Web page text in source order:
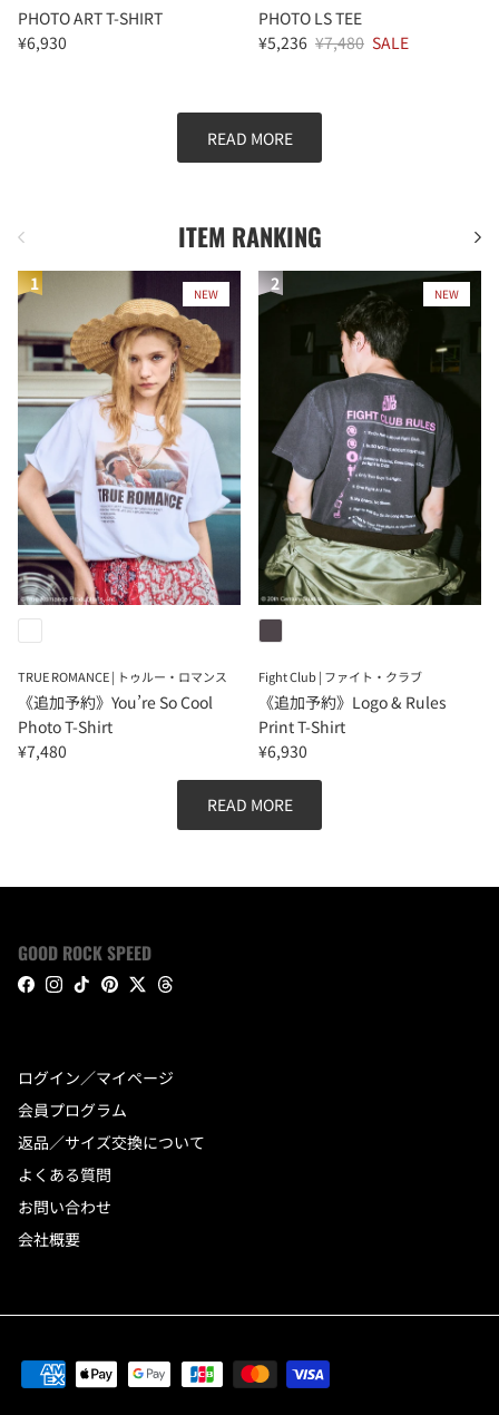
PHOTO ART T-SHIRT
¥6,930
PHOTO LS TEE
¥5,236 ¥7,480 SALE
READ MORE
前 ITEM RANKING 次
NEW
TRUE ROMANCE | トゥルー・ロマンス
《追加予約》You’re So Cool
Photo T-Shirt
¥7,480
NEW
Fight Club | ファイト・クラブ
《追加予約》Logo & Rules
Print T-Shirt
¥6,930
READ MORE
GOOD ROCK SPEED
Facebook
Instagram
TikTokPinterest
TwitterThreads
ログイン／マイページ
会員プログラム
返品／サイズ交換について
よくある質問
お問い合わせ
会社概要